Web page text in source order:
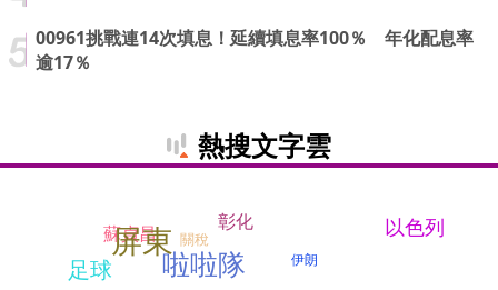
00961挑戰連14次填息！延續填息率100％ 年化配息率
逾17％
熱搜文字雲
以色列
伊朗
關稅
啦啦隊
蘇貞昌
足球
屏東 彰化